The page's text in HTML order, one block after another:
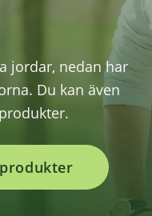
jordar, nedan har
Du kan även